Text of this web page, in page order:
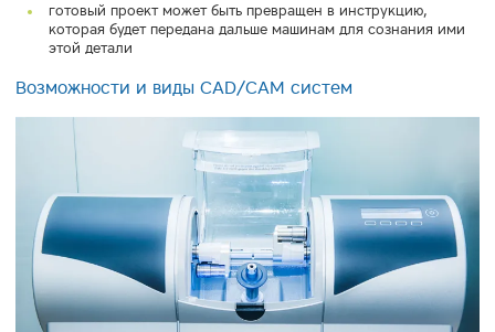
готовый проект может быть превращен в инструкцию,
которая будет передана дальше машинам для сознания ими
этой детали
Возможности и виды CAD/CAM систем